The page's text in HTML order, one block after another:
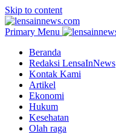
Skip to content
Primary Menu
Beranda
Redaksi LensaInNews
Kontak Kami
Artikel
Ekonomi
Hukum
Kesehatan
Olah raga